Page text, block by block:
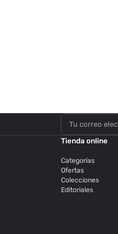
Tienda online
Categorías
Ofertas
Colecciones
Editoriales